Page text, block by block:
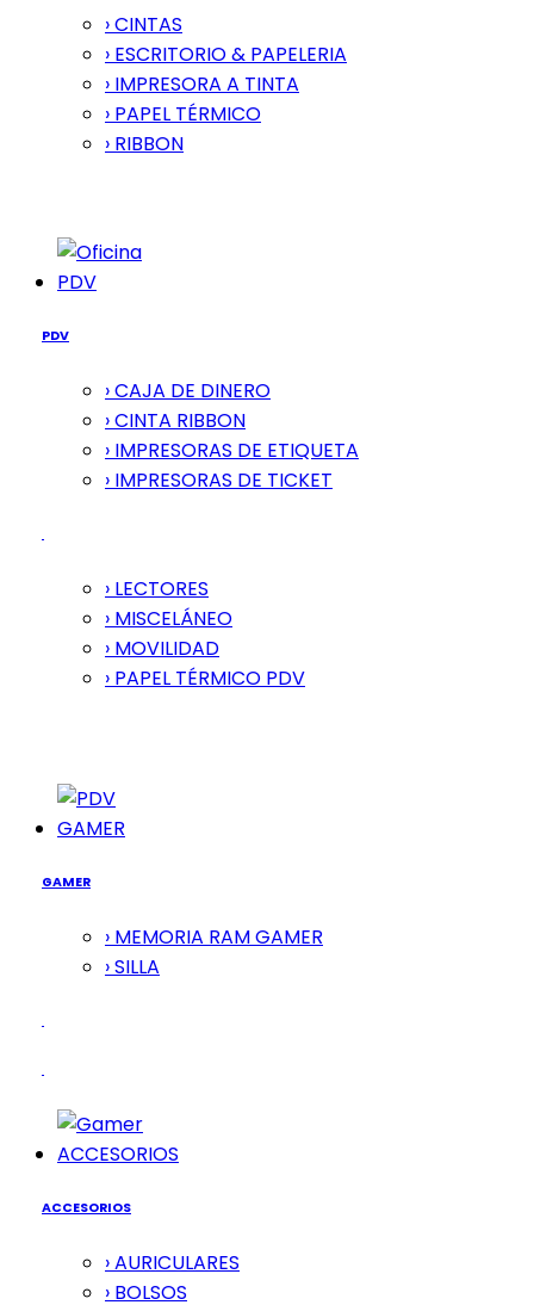
› CINTAS
› ESCRITORIO & PAPELERIA
› IMPRESORA A TINTA
› PAPEL TÉRMICO
› RIBBON
PDV
PDV
› CAJA DE DINERO
› CINTA RIBBON
› IMPRESORAS DE ETIQUETA
› IMPRESORAS DE TICKET
› LECTORES
› MISCELÁNEO
› MOVILIDAD
› PAPEL TÉRMICO PDV
GAMER
GAMER
› MEMORIA RAM GAMER
› SILLA
ACCESORIOS
ACCESORIOS
› AURICULARES
› BOLSOS